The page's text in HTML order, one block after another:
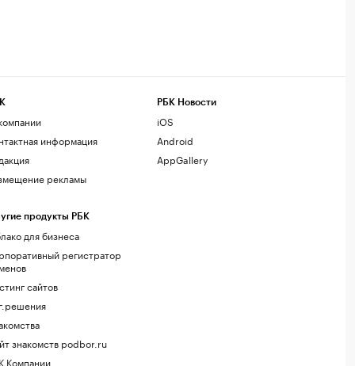
информация
рекламы
продукты РБК
для бизнеса
регистратор
сайтов
знакомств podbor.ru
Компании
РБК Новости
iOS
Android
AppGallery